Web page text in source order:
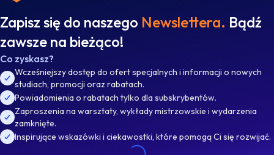
Zapisz się do naszego Newslettera. Bądź
zawsze na bieżąco!
Co zyskasz?
Wcześniejszy dostęp do ofert specjalnych i informacji o nowych
studiach, promocji oraz rabatach.
Powiadomienia o rabatach tylko dla subskrybentów.
Zaproszenia na warsztaty, wykłady mistrzowskie i wydarzenia
zamknięte.
Inspirujące wskazówki i ciekawostki, które pomogą Ci się rozwijać.